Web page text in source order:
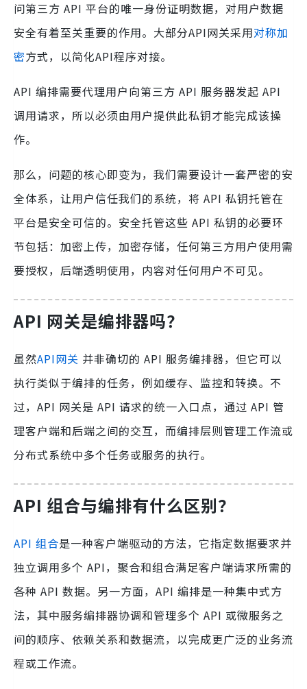
问第三方 API 平台的唯一身份证明数据，对用户数据
安全有着至关重要的作用。大部分API网关采用对称加
密方式，以简化API程序对接。
API 编排需要代理用户向第三方 API 服务器发起 API
调用请求，所以必须由用户提供此私钥才能完成该操
作。
那么，问题的核心即变为，我们需要设计一套严密的安
全体系，让用户信任我们的系统，将 API 私钥托管在
平台是安全可信的。安全托管这些 API 私钥的必要环
节包括：加密上传，加密存储，任何第三方用户使用需
要授权，后端透明使用，内容对任何用户不可见。
API 网关是编排器吗？
虽然API网关 并非确切的 API 服务编排器，但它可以
执行类似于编排的任务，例如缓存、监控和转换。不
过，API 网关是 API 请求的统一入口点，通过 API 管
理客户端和后端之间的交互，而编排层则管理工作流或
分布式系统中多个任务或服务的执行。
API 组合与编排有什么区别？
API 组合是一种客户端驱动的方法，它指定数据要求并
独立调用多个 API，聚合和组合满足客户端请求所需的
各种 API 数据。另一方面，API 编排是一种集中式方
法，其中服务编排器协调和管理多个 API 或微服务之
间的顺序、依赖关系和数据流，以完成更广泛的业务流
程或工作流。